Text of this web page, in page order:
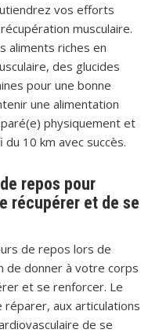
vos efforts
musculaire.
aliments riches en
des glucides
pour une bonne
une alimentation
physiquement et
10 km avec succès.
repos pour
récupérer et de se
de repos lors de
de donner à votre corps
et se renforcer. Le
aux articulations
de se